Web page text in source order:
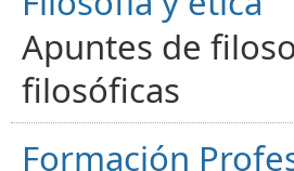
Apuntes de
filosóficas
Formación